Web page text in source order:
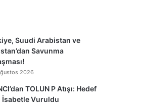
Suudi Arabistan ve
Savunma
2026
TOLUN P Atışı: Hedef
İsabetle Vuruldu